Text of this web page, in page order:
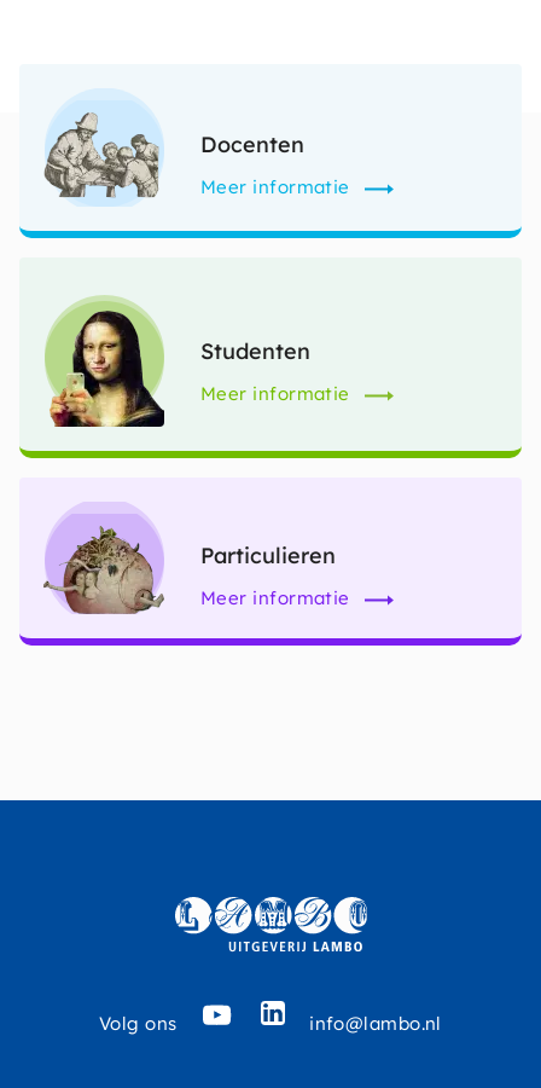
Afbeelding
Docenten
Meer informatie
Afbeelding
Studenten
Meer informatie
Afbeelding
Particulieren
Meer informatie
Volg ons YouTubeLinkedIN
info@lambo.nl